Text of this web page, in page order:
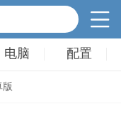
电脑 配置
版